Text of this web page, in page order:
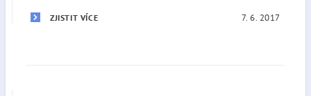
ZJISTIT VÍCE 7. 6. 2017